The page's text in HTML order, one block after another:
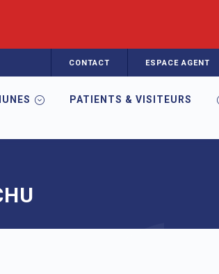
CONTACT ESPACE AGENT
PATIENTS & VISITEURS